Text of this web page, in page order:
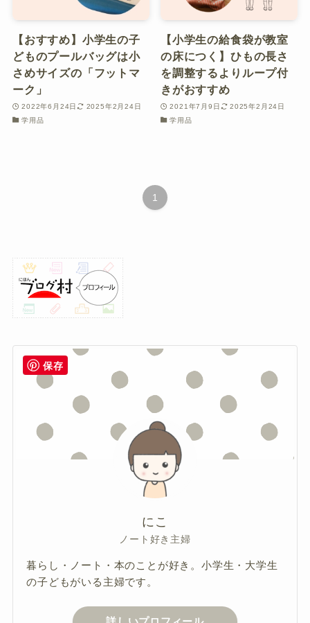
【おすすめ】小学生の子
どものプールバッグは小
さめサイズの「フットマ
ーク」
2022年6月24日
2025年2月24日
学用品
【小学生の給食袋が教室
の床につく】ひもの長さ
を調整するよりループ付
きがおすすめ
2021年7月9日
2025年2月24日
学用品
1
にこ
ノート好き主婦
暮らし・ノート・本のことが好き。小学生・大学生
の子どもがいる主婦です。
保存